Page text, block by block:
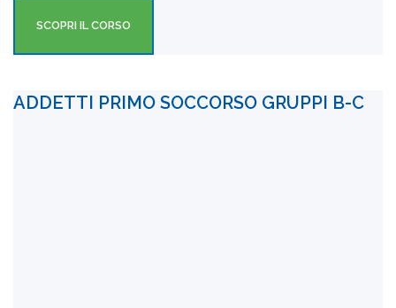
SCOPRI IL CORSO
ADDETTI PRIMO SOCCORSO GRUPPI B-C